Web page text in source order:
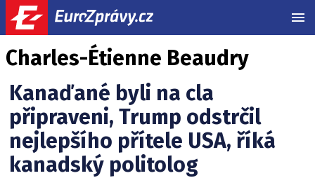
Charles-Étienne Beaudry
Kanaďané byli na cla
připraveni, Trump odstrčil
nejlepšího přítele USA, říká
kanadský politolog